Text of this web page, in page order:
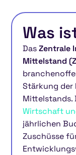
Was
DasZentrale
Mittelstand
Stärkung der
Mittelstands.
Wirtschaft
jährlichen
Zuschüsse